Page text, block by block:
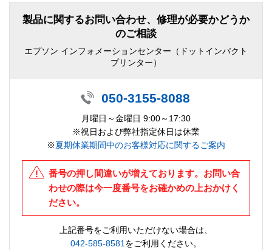
製品に関するお問い合わせ、修理が必要かどうか
のご相談
エプソン インフォメーションセンター（ドットインパクト
プリンター）
050-3155-8088
月曜日～金曜日 9:00～17:30
※祝日および弊社指定休日は休業
※夏期休業期間中のお客様対応に関するご案内
番号の押し間違いが増えております。お問い合
わせの際は今一度番号をお確かめの上おかけく
ださい。
上記番号をご利用いただけない場合は、
042-585-8581 をご利用ください。